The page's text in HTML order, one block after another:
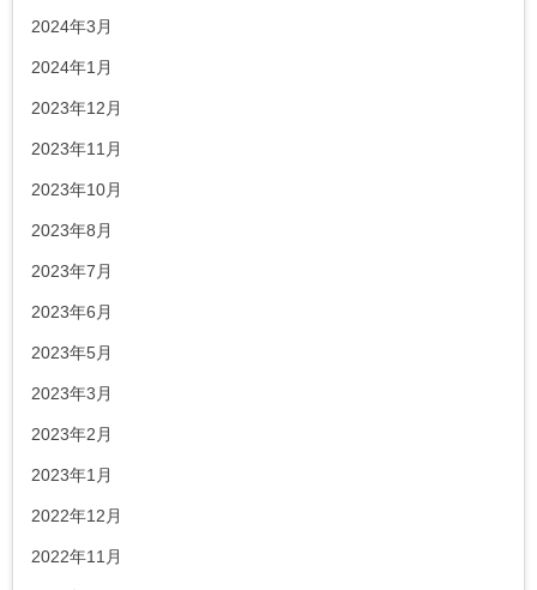
2024年3月
2024年1月
2023年12月
2023年11月
2023年10月
2023年8月
2023年7月
2023年6月
2023年5月
2023年3月
2023年2月
2023年1月
2022年12月
2022年11月